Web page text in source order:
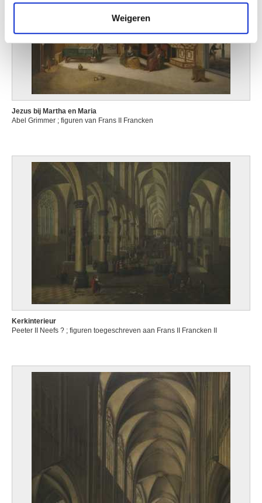
verzameld op basis van uw gebruik van hun services.
Weigeren
Jezus bij Martha en Maria
Abel Grimmer ; figuren van Frans II Francken
Kerkinterieur
Peeter II Neefs ? ; figuren toegeschreven aan Frans II Francken II